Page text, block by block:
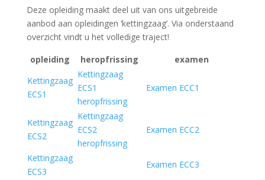
Deze opleiding maakt deel uit van ons uitgebreide
aanbod aan opleidingen ‘kettingzaag’. Via onderstaand
overzicht vindt u het volledige traject!
opleiding
heropfrissing
examen
Kettingzaag
ECS1
Kettingzaag
ECS1
heropfrissing
Examen ECC1
Kettingzaag
ECS2
Kettingzaag
ECS2
heropfrissing
Examen ECC2
Kettingzaag
ECS3
Examen ECC3